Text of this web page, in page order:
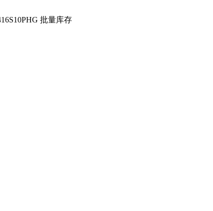
批量库存